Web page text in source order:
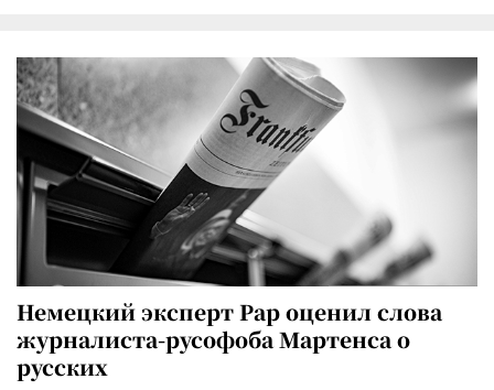
Немецкий эксперт Рар оценил слова
журналиста-русофоба Мартенса о
русских